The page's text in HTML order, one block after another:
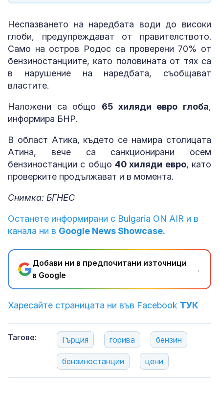
Неспазването на наредбата води до високи
глоби, предупреждават от правителството.
Само на остров Родос са проверени 70% от
бензиностанциите, като половината от тях са
в нарушение на наредбата, съобщават
властите.
Наложени са общо 65 хиляди евро глоба,
информира БНР.
В област Атика, където се намира столицата
Атина, вече са санкционирани осем
бензиностанции с общо 40 хиляди евро, като
проверките продължават и в момента.
Снимка: БГНЕС
Останете информирани с Bulgaria ON AIR и в
канала ни в Google News Showcase.
Добави ни в предпочитани източници
в Google
→
Харесайте страницата ни във Facebook ТУК
Тагове: Гърция горива бензин
бензиностанции цени